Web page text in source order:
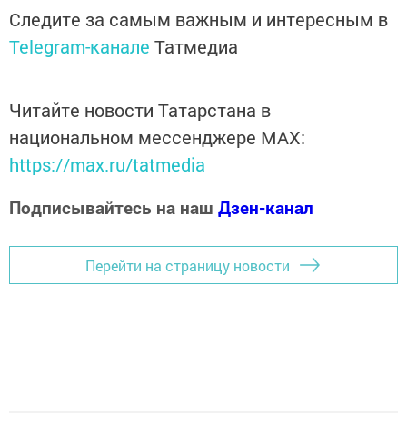
Следите за самым важным и интересным в
Telegram-канале Татмедиа
Читайте новости Татарстана в
национальном мессенджере MАХ:
https://max.ru/tatmedia
Подписывайтесь на наш Дзен-канал
Перейти на страницу новости